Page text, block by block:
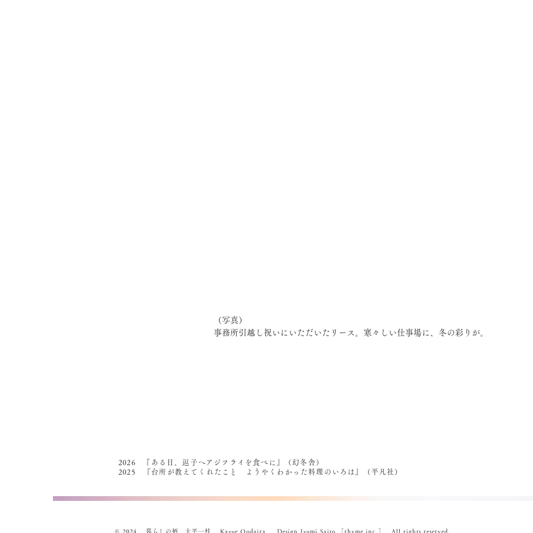
（写真）
事務所引越し祝いにいただいたリース。寒々しい仕事場に、冬の彩りが。
2026 『ある日、逗子へアジフライを食べに』（幻冬舎）
2025 『台所が教えてくれたこと ようやくわかった料理のいろは』（平凡社）
© 2024 暮らしの柄 大平一枝 Kazue Oodaira , Design Izumi Saito ［rhyme inc.］ All rights reserved.